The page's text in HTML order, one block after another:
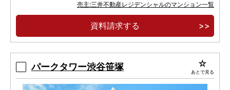
緑道を引き込む敷地・植栽計画
売主:三井不動産レジデンシャルのマンション一覧
資料請求する
パークタワー渋谷笹塚 あとで見る